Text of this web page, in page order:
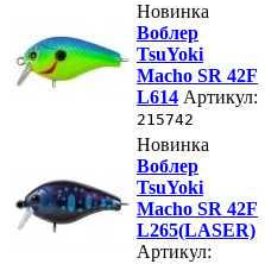
Новинка
Воблер
TsuYoki
Macho SR 42F
L614 Артикул:
215742
Новинка
Воблер
TsuYoki
Macho SR 42F
L265(LASER)
Артикул: